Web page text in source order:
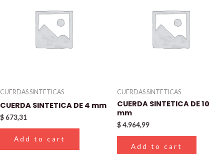
CUERDAS SINTETICAS
CUERDA SINTETICA DE 4 mm
$673,31
Add to cart
CUERDAS SINTETICAS
CUERDA SINTETICA DE 10
mm
$4.964,99
Add to cart